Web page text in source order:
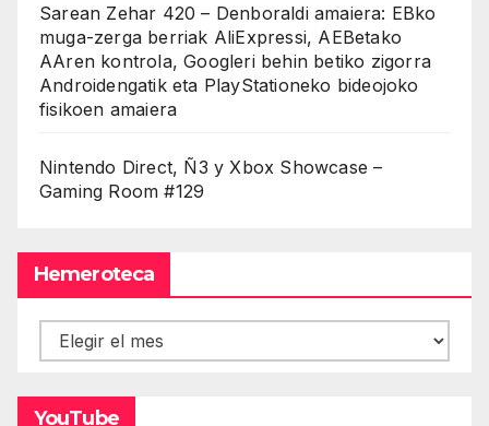
Sarean Zehar 420 – Denboraldi amaiera: EBko
muga-zerga berriak AliExpressi, AEBetako
AAren kontrola, Googleri behin betiko zigorra
Androidengatik eta PlayStationeko bideojoko
fisikoen amaiera
Nintendo Direct, Ñ3 y Xbox Showcase –
Gaming Room #129
Hemeroteca
Hemeroteca
YouTube